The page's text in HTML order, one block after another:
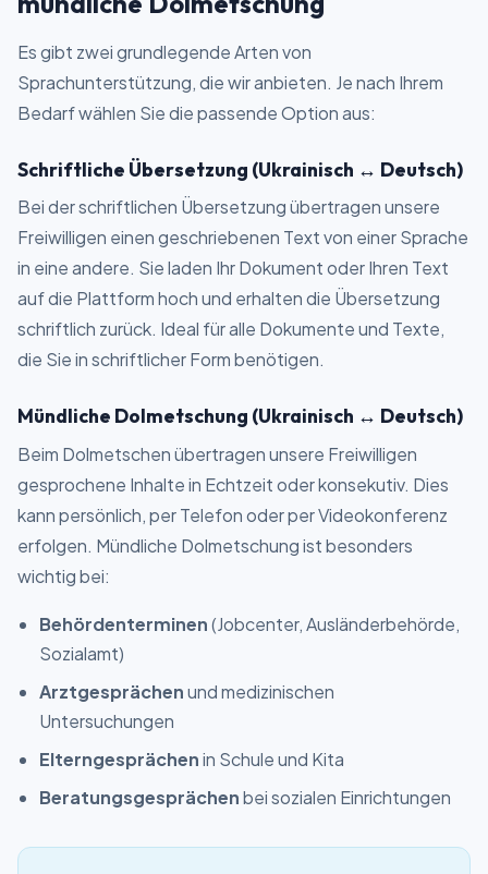
Es gibt zwei grundlegende Arten von
Sprachunterstützung, die wir anbieten. Je nach Ihrem
Bedarf wählen Sie die passende Option aus:
Schriftliche Übersetzung (Ukrainisch ↔ Deutsch)
Bei der schriftlichen Übersetzung übertragen unsere
Freiwilligen einen geschriebenen Text von einer Sprache
in eine andere. Sie laden Ihr Dokument oder Ihren Text
auf die Plattform hoch und erhalten die Übersetzung
schriftlich zurück. Ideal für alle Dokumente und Texte,
die Sie in schriftlicher Form benötigen.
Mündliche Dolmetschung (Ukrainisch ↔ Deutsch)
Beim Dolmetschen übertragen unsere Freiwilligen
gesprochene Inhalte in Echtzeit oder konsekutiv. Dies
kann persönlich, per Telefon oder per Videokonferenz
erfolgen. Mündliche Dolmetschung ist besonders
wichtig bei:
Behördenterminen(Jobcenter, Ausländerbehörde,
Sozialamt)
Arztgesprächenund medizinischen
Untersuchungen
Elterngesprächenin Schule und Kita
Beratungsgesprächenbei sozialen Einrichtungen